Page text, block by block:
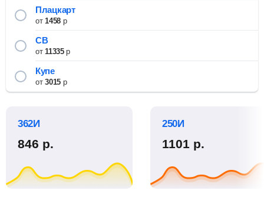
Плацкарт
от1458р
СВ
от11335р
Купе
от3015р
362И
846 р.
250И
1101 р.